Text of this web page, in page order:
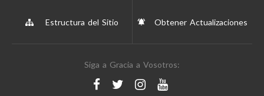
Estructura del Sitio Obtener Actualizaciones
Siga a Gracia a Vosotros: